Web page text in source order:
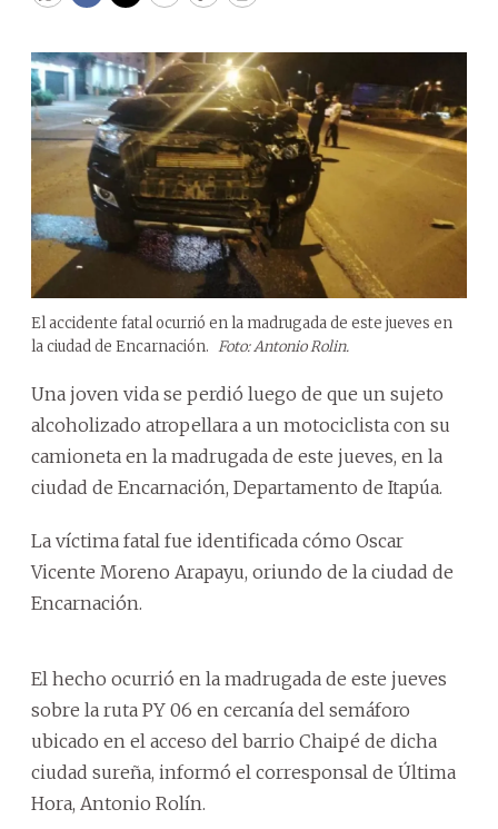
El accidente fatal ocurrió en la madrugada de este jueves en
la ciudad de Encarnación. Foto: Antonio Rolin.
Una joven vida se perdió luego de que un sujeto
alcoholizado atropellara a un motociclista con su
camioneta en la madrugada de este jueves, en la
ciudad de Encarnación, Departamento de Itapúa.
La víctima fatal fue identificada cómo Oscar
Vicente Moreno Arapayu, oriundo de la ciudad de
Encarnación.
El hecho ocurrió en la madrugada de este jueves
sobre la ruta PY 06 en cercanía del semáforo
ubicado en el acceso del barrio Chaipé de dicha
ciudad sureña, informó el corresponsal de Última
Hora, Antonio Rolín.